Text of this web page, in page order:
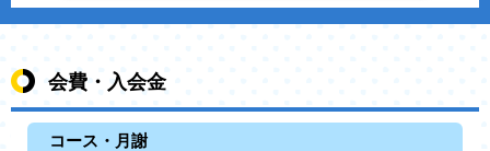
会費・入会金
コース・月謝